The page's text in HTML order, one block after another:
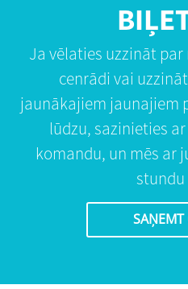
Ja vēlaties uzzināt
cenrādi vai
jaunākajiem jaunajiem
lūdzu, sazinieties
komandu, un mēs ar
stundu
SAŅEMT